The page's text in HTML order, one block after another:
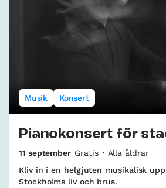
Musik Konsert
Pianokonsert för
11 september Gratis
Alla åldrar
Kliv in i en helgjuten musikalisk
Stockholms liv och brus.